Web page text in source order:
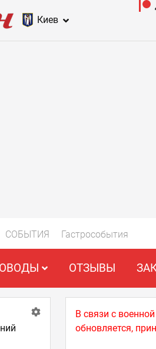
Киев
СОБЫТИЯ Гастрособытия
ОТЗЫВЫ
В связи с
обновляется,